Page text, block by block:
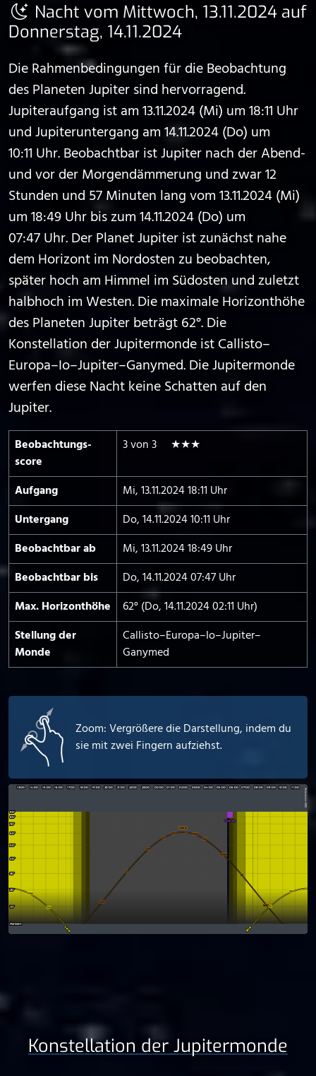
Nacht vom Mittwoch, 13.11.2024 auf
Donnerstag, 14.11.2024
Die Rahmenbedingungen für die Beobachtung
des Planeten Jupiter sind hervorragend.
Jupiteraufgang ist am 13.11.2024 (Mi) um 18:11 Uhr
und Jupiteruntergang am 14.11.2024 (Do) um
10:11 Uhr. Beobachtbar ist Jupiter nach der Abend-
und vor der Morgendämmerung und zwar 12
Stunden und 57 Minuten lang vom 13.11.2024 (Mi)
um 18:49 Uhr bis zum 14.11.2024 (Do) um
07:47 Uhr. Der Planet Jupiter ist zunächst nahe
dem Horizont im Nordosten zu beobachten,
später hoch am Himmel im Südosten und zuletzt
halbhoch im Westen. Die maximale Horizonthöhe
des Planeten Jupiter beträgt 62°. Die
Konstellation der Jupitermonde ist Callisto–
Europa–Io–Jupiter–Ganymed. Die Jupitermonde
werfen diese Nacht keine Schatten auf den
Jupiter.
Beobachtungs­
score
3 von 3 ★★★
Aufgang
Mi, 13.11.2024 18:11 Uhr
Untergang
Do, 14.11.2024 10:11 Uhr
Beobachtbar ab
Mi, 13.11.2024 18:49 Uhr
Beobachtbar bis
Do, 14.11.2024 07:47 Uhr
Max. Horizont­höhe
62° (Do, 14.11.2024 02:11 Uhr)
Stellung der
Monde
Callisto–Europa–Io–Jupiter–
Ganymed
Zoom: Vergrößere die Darstellung, indem du
sie mit zwei Fingern aufziehst.
Konstellation der Jupitermonde